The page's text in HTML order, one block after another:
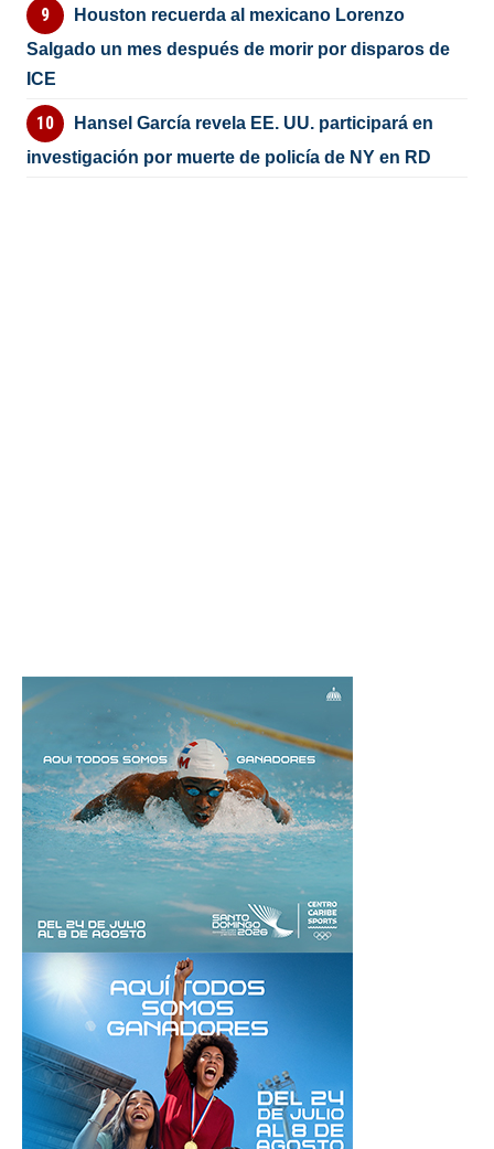
Houston recuerda al mexicano Lorenzo
Salgado un mes después de morir por disparos de
ICE
Hansel García revela EE. UU. participará en
investigación por muerte de policía de NY en RD